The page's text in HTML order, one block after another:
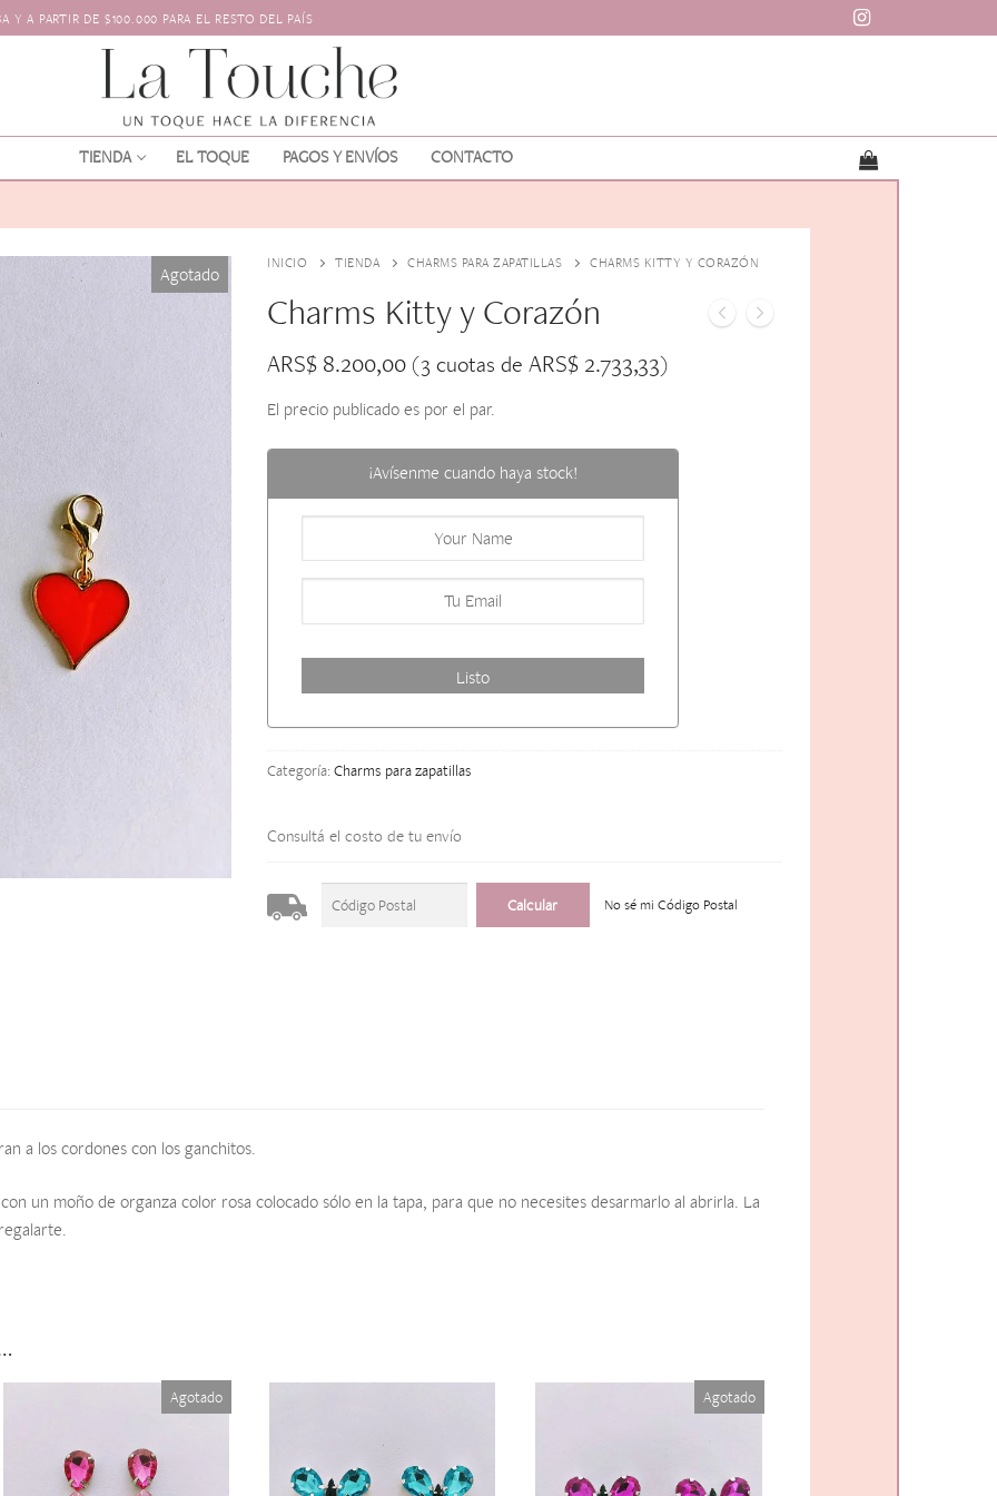
A PARTIR DE $100.000 PARA EL RESTO DEL PAÍS
TIENDA EL TOQUE PAGOS Y ENVÍOS CONTACTO
pelo
Agotado INICIO TIENDA CHARMS PARA ZAPATILLAS CHARMS KITTY Y CORAZÓN
Charms Kitty y Corazón
ARS$ 8.200,00 (3 cuotas de ARS$ 2.733,33)
El precio publicado es por el par.
¡Avísenme cuando haya stock!
Categoría: Charms para zapatillas
Consultá el costo de tu envío
No sé mi Código Postal
a los cordones con los ganchitos.
un moño de organza color rosa colocado sólo en la tapa, para que no necesites desarmarlo al abrirla. La
Agotado Agotado